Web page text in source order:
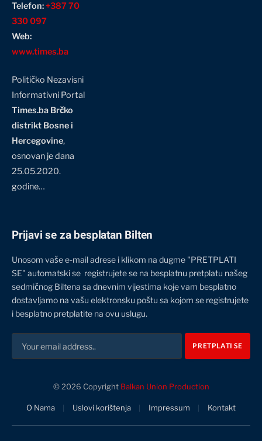
Telefon:+387 70
330 097
Web:
www.times.ba
Političko Nezavisni
Informativni Portal
Times.ba Brčko
distrikt Bosne i
Hercegovine,
osnovan je dana
25.05.2020.
godine…
Prijavi se za besplatan Bilten
Unosom vaše e-mail adrese i klikom na dugme "PRETPLATI
SE" automatski se registrujete se na besplatnu pretplatu našeg
sedmičnog Biltena sa dnevnim vijestima koje vam besplatno
dostavljamo na vašu elektronsku poštu sa kojom se registrujete
i besplatno pretplatite na ovu uslugu.
© 2026 Copyright Balkan Union Production
O Nama Uslovi korištenja Impressum Kontakt